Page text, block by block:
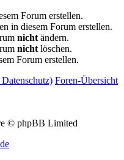
Forum erstellen.
in diesem Forum erstellen.
nicht ändern.
nicht löschen.
Forum erstellen.
Foren-Übersicht
© phpBB Limited